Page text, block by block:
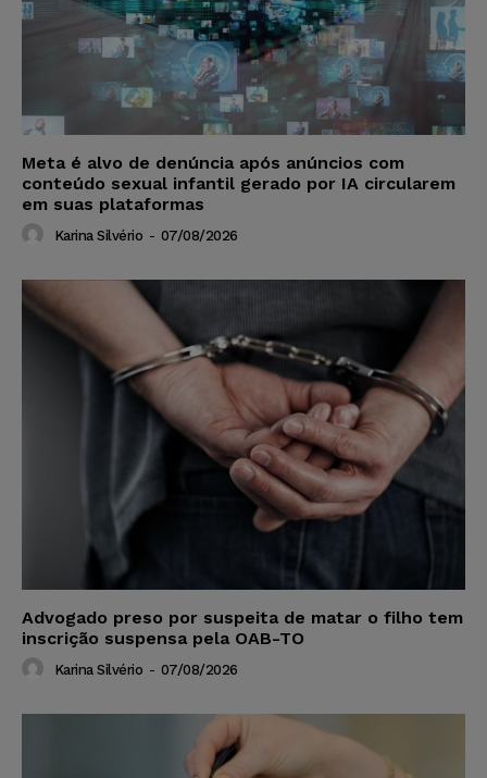
Meta é alvo de denúncia após anúncios com
conteúdo sexual infantil gerado por IA circularem
em suas plataformas
Karina Silvério - 07/08/2026
Advogado preso por suspeita de matar o filho tem
inscrição suspensa pela OAB-TO
Karina Silvério - 07/08/2026